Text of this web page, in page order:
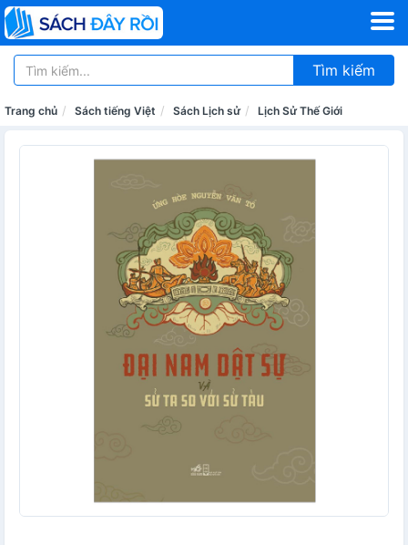
Tìm kiếm
Trang chủ Sách tiếng Việt Sách Lịch sử Lịch Sử Thế Giới